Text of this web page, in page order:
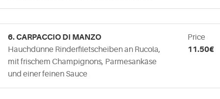
6. CARPACCIO DI MANZO
Hauchdünne Rinderfiletscheiben an Rucola,
mit frischem Champignons, Parmesankäse
und einer feinen Sauce
Price
11.50€